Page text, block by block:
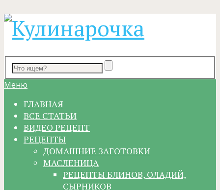
Меню
ГЛАВНАЯ
ВСЕ СТАТЬИ
ВИДЕО РЕЦЕПТ
РЕЦЕПТЫ
ДОМАШНИЕ ЗАГОТОВКИ
МАСЛЕНИЦА
РЕЦЕПТЫ БЛИНОВ, ОЛАДИЙ,
СЫРНИКОВ